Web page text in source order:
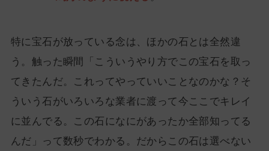
特に宝石が放っている念は、ほかの石とは全然違
う。触った瞬間「こういうやり方でこの宝石を取っ
てきたんだ。これってやっていいことなのかな？そ
ういう石がいろいろな業者に渡って今ここでキレイ
に並んでる。この石になにがあったか全部知ってる
んだ」って数秒でわかる。だからこの石は選べない